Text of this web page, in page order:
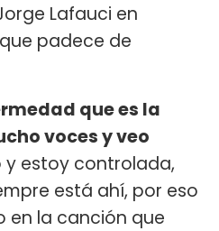
Lafauci en
padece de
que es la
voces y veo
y estoy controlada,
está ahí, por eso
en la canción que